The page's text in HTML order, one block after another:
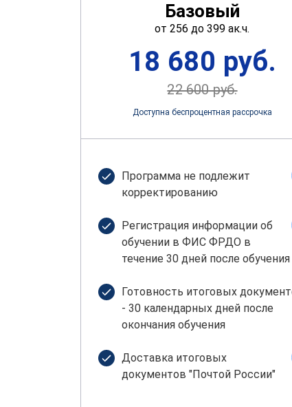
Базовый
от 256 до 399 ак.ч.
18 680 руб.
22 600 руб.
Доступна беспроцентная рассрочка
Программа не подлежит
корректированию
Регистрация информации об
обучении в ФИС ФРДО в
течение 30 дней после обучения
Готовность итоговых
- 30 календарных дней после
окончания обучения
Доставка итоговых
документов "Почтой России"